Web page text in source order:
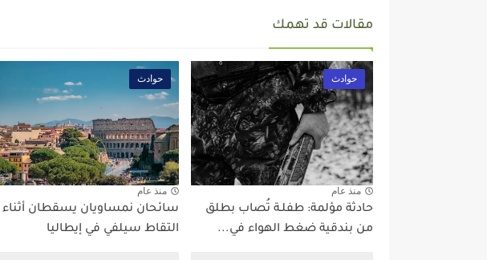
مقالات قد تهمك
حوادث
منذ عام
حادثة مؤلمة: طفلـة تُصاب بطلق
من بندقية ضغط الهواء في...
حوادث
منذ عام
سائحان نمساويان يسقطان أثناء
التقاط سيلفي في إيطاليا